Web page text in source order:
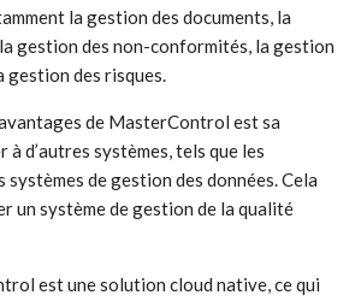
la gestion des documents, la
gestion des non-conformités, la gestion
des risques.
avantages de MasterControl est sa
à d’autres systèmes, tels que les
systèmes de gestion des données. Cela
un système de gestion de la qualité
est une solution cloud native, ce qui